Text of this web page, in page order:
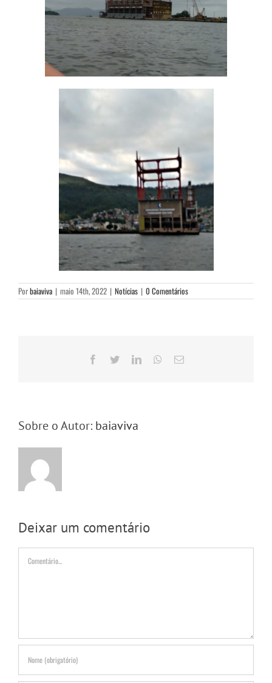
Porbaiaviva | maio 14th, 2022 | Notícias | 0 Comentários
Facebook
TwitterLinkedInWhatsApp
E-
Sobre o Autor: baiaviva
Deixar um comentário
Comentário